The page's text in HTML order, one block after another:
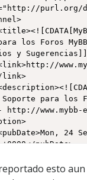
purl.org/
los Foros
y
link>
para los
http://www.mybb-
pubDate>
esto